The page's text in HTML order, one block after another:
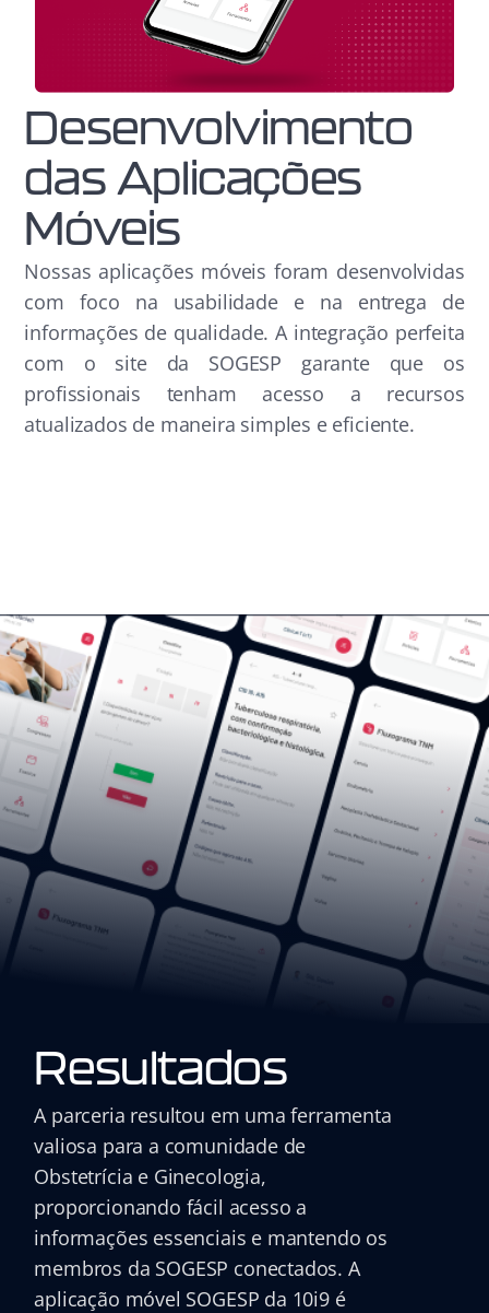
Desenvolvimento
das Aplicações
Móveis
Nossas aplicações móveis foram desenvolvidas
com foco na usabilidade e na entrega de
informações de qualidade. A integração perfeita
com o site da SOGESP garante que os
profissionais tenham acesso a recursos
atualizados de maneira simples e eficiente.
Resultados
A parceria resultou em uma ferramenta
valiosa para a comunidade de
Obstetrícia e Ginecologia,
proporcionando fácil acesso a
informações essenciais e mantendo os
membros da SOGESP conectados. A
aplicação móvel SOGESP da 10i9 é